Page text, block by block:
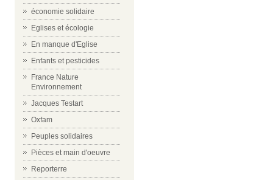
économie solidaire
Eglises et écologie
En manque d'Eglise
Enfants et pesticides
France Nature
Environnement
Jacques Testart
Oxfam
Peuples solidaires
Pièces et main d'oeuvre
Reporterre